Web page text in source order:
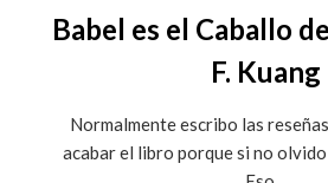
Babel es el Caballo
F. Kuang
Normalmente escribo las
acabar el libro porque si no olvido